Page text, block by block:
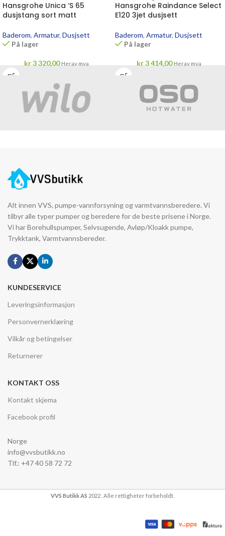
Hansgrohe Unica ‘S 65
dusjstang sort matt
Baderom, Armatur, Dusjsett
På lager
kr3 320,00 Herav mva
Hansgrohe Raindance Select
E120 3jet dusjsett
Baderom, Armatur, Dusjsett
På lager
kr3 414,00 Herav mva
Alt innen VVS, pumpe-vannforsyning og varmtvannsberedere. Vi
tilbyr alle typer pumper og beredere for de beste prisene i Norge.
Vi har Borehullspumper, Selvsugende, Avløp/Kloakk pumpe,
Trykktank, Varmtvannsbereder.
KUNDESERVICE
Leveringsinformasjon
Personvernerklæring
Vilkår og betingelser
Returnerer
KONTAKT OSS
Kontakt skjema
Facebook profil
Norge
info@vvsbutikk.no
Tlf.: +47 40 58 72 72
VVS Butikk AS 2022 . Alle rettigheter forbeholdt.